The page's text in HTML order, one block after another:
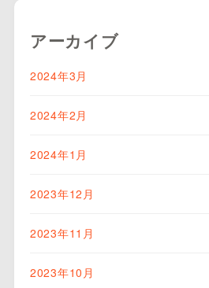
アーカイブ
2024年3月
2024年2月
2024年1月
2023年12月
2023年11月
2023年10月